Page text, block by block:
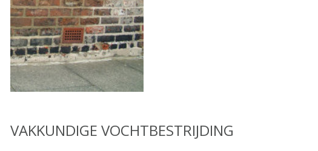
VAKKUNDIGE VOCHTBESTRIJDING